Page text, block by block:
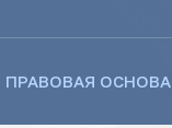
ПРАВОВАЯ ОСНОВА